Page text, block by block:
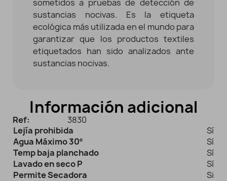
sometidos a pruebas de detección de
sustancias nocivas. Es la etiqueta
ecológica más utilizada en el mundo para
garantizar que los productos textiles
etiquetados han sido analizados ante
sustancias nocivas.
Información adicional
Ref:
3830
Lejía prohibida
Sí
Agua Máximo 30º
Sí
Temp baja planchado
Sí
Lavado en seco P
Sí
Permite Secadora
Si